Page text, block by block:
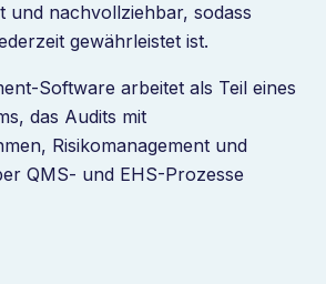
und nachvollziehbar, sodass
gewährleistet ist.
Software arbeitet als Teil eines
das Audits mit
Risikomanagement und
QMS- und EHS-Prozesse